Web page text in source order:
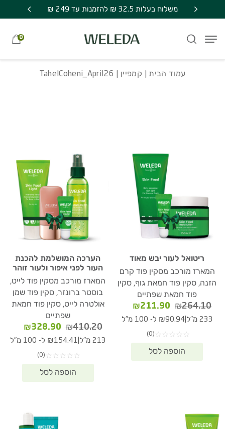
Skip to Content
משלוח בעלות 32.5 ₪ להזמנות עד 249 ₪
0
עמוד הבית קמפיין
TahelCoheni_April26
ריטואל לעור יבש מאוד
המארז מורכב מסקין פוד קרם
הזנה, סקין פוד חמאת גוף, סקין
פוד חמאת שפתיים
₪264.10
המחיר
המקורי
₪264.10.
₪211.90
המחיר
הנוכחי
₪211.90.
233 מ"ל |₪90.94 ל- 100 מ"ל
☆
☆
☆
☆
☆
(0)
הערכה המושלמת להכנת
העור לפני איפור ולעור זוהר
המארז מורכב מסקין פוד לייט,
בוסטר ברונזר, סקין פוד שמן
אולטרה לייט, סקין פוד חמאת
שפתיים
₪410.20
המחיר
המקורי
₪410.20.
₪328.90
הנוכחי
213 מ"ל ₪154.41 ל- 100 מ"ל
☆
☆
☆
☆
☆
(0)
בחזרה למעלה